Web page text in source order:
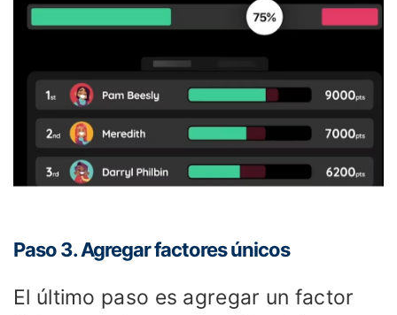
Paso 3. Agregar factores únicos
El último paso es agregar un factor